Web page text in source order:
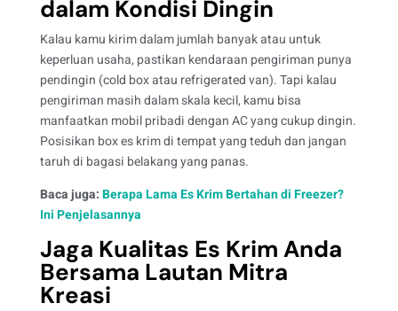
dalam Kondisi Dingin
Kalau kamu kirim dalam jumlah banyak atau untuk
keperluan usaha, pastikan kendaraan pengiriman punya
pendingin (cold box atau refrigerated van). Tapi kalau
pengiriman masih dalam skala kecil, kamu bisa
manfaatkan mobil pribadi dengan AC yang cukup dingin.
Posisikan box es krim di tempat yang teduh dan jangan
taruh di bagasi belakang yang panas.
Baca juga:Berapa Lama Es Krim Bertahan di Freezer?
Ini Penjelasannya
Jaga Kualitas Es Krim Anda
Bersama Lautan Mitra
Kreasi